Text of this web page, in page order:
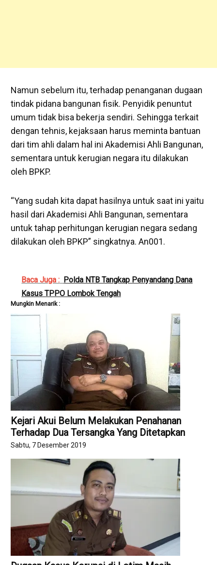
Namun sebelum itu, terhadap penanganan dugaan
tindak pidana bangunan fisik. Penyidik penuntut
umum tidak bisa bekerja sendiri. Sehingga terkait
dengan tehnis, kejaksaan harus meminta bantuan
dari tim ahli dalam hal ini Akademisi Ahli Bangunan,
sementara untuk kerugian negara itu dilakukan
oleh BPKP.
“Yang sudah kita dapat hasilnya untuk saat ini yaitu
hasil dari Akademisi Ahli Bangunan, sementara
untuk tahap perhitungan kerugian negara sedang
dilakukan oleh BPKP” singkatnya. An001.
Baca Juga : Polda NTB Tangkap Penyandang Dana
Kasus TPPO Lombok Tengah
Mungkin Menarik :
Kejari Akui Belum Melakukan Penahanan
Terhadap Dua Tersangka Yang Ditetapkan
Sabtu, 7 Desember 2019